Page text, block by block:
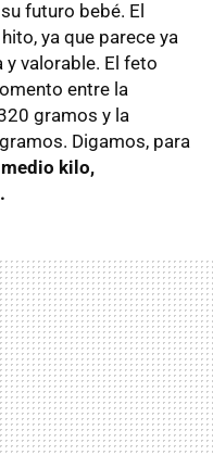
futuro bebé. El
ya que parece ya
valorable. El feto
entre la
gramos y la
Digamos, para
kilo,